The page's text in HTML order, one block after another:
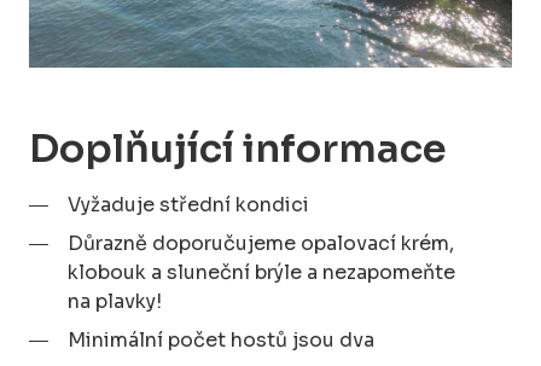
Doplňující informace
Vyžaduje střední kondici
Důrazně doporučujeme opalovací krém,
klobouk a sluneční brýle a nezapomeňte
na plavky!
Minimální počet hostů jsou dva